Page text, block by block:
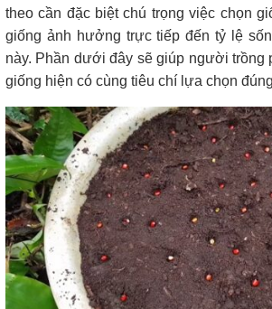
theo cần đặc biệt chú trọng việc chọn
giống ảnh hưởng trực tiếp đến tỷ lệ
này. Phần dưới đây sẽ giúp người trồng
giống hiện có cùng tiêu chí lựa chọn